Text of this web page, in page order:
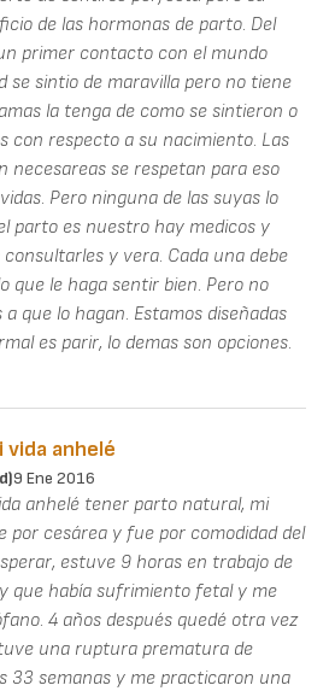
de las hormonas de parto. Del
primer contacto con el mundo
se sintio de maravilla pero no tiene
la tenga de como se sintieron o
con respecto a su nacimiento. Las
necesareas se respetan para eso
Pero ninguna de las suyas lo
parto es nuestro hay medicos y
y vera. Cada una debe
que le haga sentir bien. Pero no
que lo hagan. Estamos diseñadas
es parir, lo demas son opciones.
vida anhelé
9 Ene 2016
anhelé tener parto natural, mi
por cesárea y fue por comodidad del
estuve 9 horas en trabajo de
que había sufrimiento fetal y me
4 años después quedé otra vez
una ruptura prematura de
33 semanas y me practicaron una